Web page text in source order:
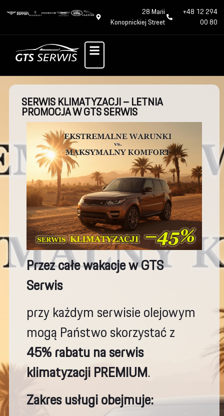
28 Marii
Konopnickiej Street
+48 12 294
00 80
SERWIS KLIMATYZACJI – LETNIA
PROMOCJA W GTS SERWIS
Przez całe wakacje w GTS
Serwis
przy każdym serwisie olejowym
mogą Państwo skorzystać z
45% rabatu na serwis
klimatyzacji PREMIUM.
Zakres usługi obejmuje: